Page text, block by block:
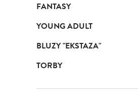
FANTASY
YOUNG ADULT
BLUZY "EKSTAZA"
TORBY